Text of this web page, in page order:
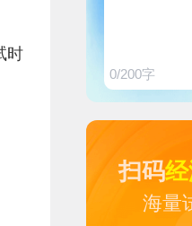
时
0/200字
扫码
海量